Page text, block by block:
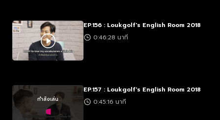
EP.156 : Loukgolf's English Room 2018
0:46:28 นาที
กำลังเล่น
EP.157 : Loukgolf's English Room 2018
0:45:16 นาที